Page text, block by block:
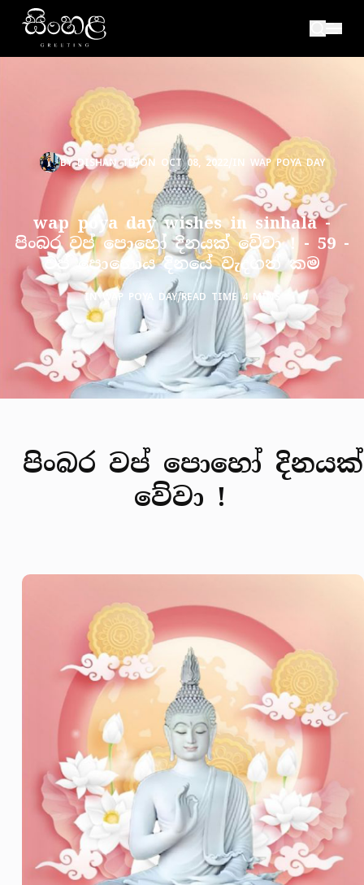
BYDISHAN TD/ON OCT 08, 2022 IN WAP POYA DAY
wap poya day wishes in sinhala -
පිංබර වප් පොහෝ දිනයක් වේවා ! - 59 -
වප් පොහොය දිනයේ වැදගත් කම
IN WAP POYA DAY/READ TIME 4 MINS
පිංබර වප් පොහෝ දිනයක්
වේවා !